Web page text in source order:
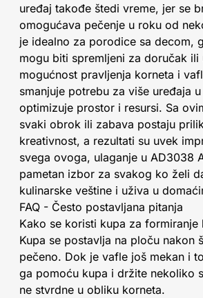
uređaj takođe štedi vreme, jer se
omogućava pečenje u roku od
je idealno za porodice sa decom,
mogu biti spremljeni za doručak ili
mogućnost pravljenja korneta i
smanjuje potrebu za više uređaja
optimizuje prostor i resursi. Sa
svaki obrok ili zabava postaju
kreativnost, a rezultati su uvek
svega ovoga, ulaganje u AD3038
pametan izbor za svakog ko želi
kulinarske veštine i uživa u
FAQ - Često postavljana pitanja
Kako se koristi kupa za formiranje
Kupa se postavlja na ploču nakon
pečeno. Dok je vafle još mekan i
ga pomoću kupa i držite nekoliko
ne stvrdne u obliku korneta.